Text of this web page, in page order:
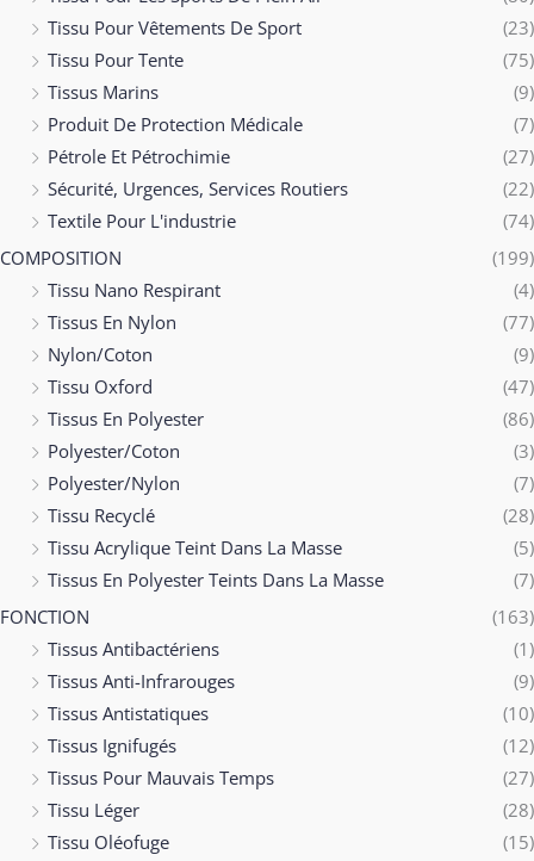
Tissu Pour Vêtements De Sport
(23)
Tissu Pour Tente
(75)
Tissus Marins
(9)
Produit De Protection Médicale
(7)
Pétrole Et Pétrochimie
(27)
Sécurité, Urgences, Services Routiers
(22)
Textile Pour L'industrie
(74)
COMPOSITION
(199)
Tissu Nano Respirant
(4)
Tissus En Nylon
(77)
Nylon/Coton
(9)
Tissu Oxford
(47)
Tissus En Polyester
(86)
Polyester/Coton
(3)
Polyester/Nylon
(7)
Tissu Recyclé
(28)
Tissu Acrylique Teint Dans La Masse
(5)
Tissus En Polyester Teints Dans La Masse
(7)
FONCTION
(163)
Tissus Antibactériens
(1)
Tissus Anti-Infrarouges
(9)
Tissus Antistatiques
(10)
Tissus Ignifugés
(12)
Tissus Pour Mauvais Temps
(27)
Tissu Léger
(28)
Tissu Oléofuge
(15)